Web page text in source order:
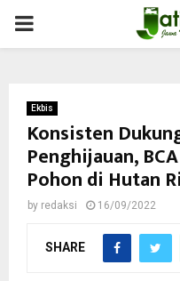
PRIMARY
Ekbis
Konsisten
Penghijauan,
Pohon di Hutan
by redaksi 16/09/2022
SHARE